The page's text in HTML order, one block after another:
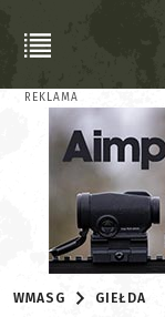
REKLAMA
WMASG GIEŁDA